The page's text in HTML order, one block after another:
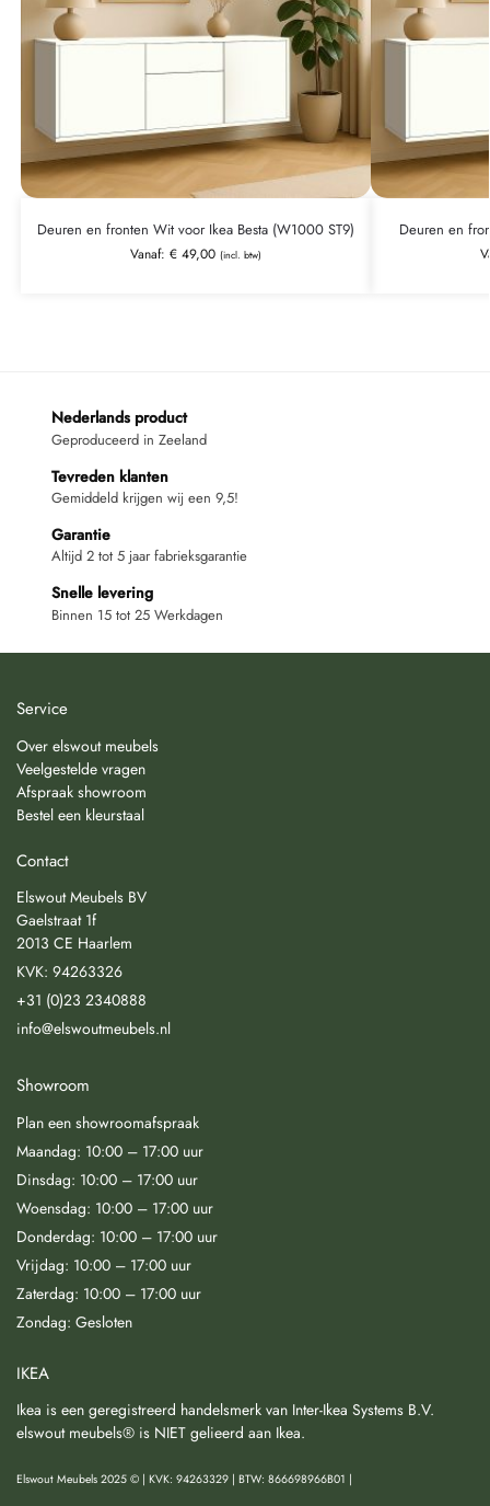
Deuren en fronten Wit voor Ikea Besta (W1000 ST9)
Vanaf: €49,00 (incl. btw)
Deuren en
Nederlands product
Geproduceerd in Zeeland
Tevreden klanten
Gemiddeld krijgen wij een 9,5!
Garantie
Altijd 2 tot 5 jaar fabrieksgarantie
Snelle levering
Binnen 15 tot 25 Werkdagen
Service
Over elswout meubels
Veelgestelde vragen
Afspraak showroom
Bestel een kleurstaal
Contact
Elswout Meubels BV
Gaelstraat 1f
2013 CE Haarlem
KVK: 94263326
+31 (0)23 2340888
info@elswoutmeubels.nl
Showroom
Plan een showroomafspraak
Maandag: 10:00 – 17:00 uur
Dinsdag: 10:00 – 17:00 uur
Woensdag: 10:00 – 17:00 uur
Donderdag: 10:00 – 17:00 uur
Vrijdag: 10:00 – 17:00 uur
Zaterdag: 10:00 – 17:00 uur
Zondag: Gesloten
IKEA
Ikea is een geregistreerd handelsmerk van Inter-Ikea Systems B.V.
elswout meubels® is NIET gelieerd aan Ikea.
Elswout Meubels 2025 © | KVK: 94263329 | BTW: 866698966B01 |